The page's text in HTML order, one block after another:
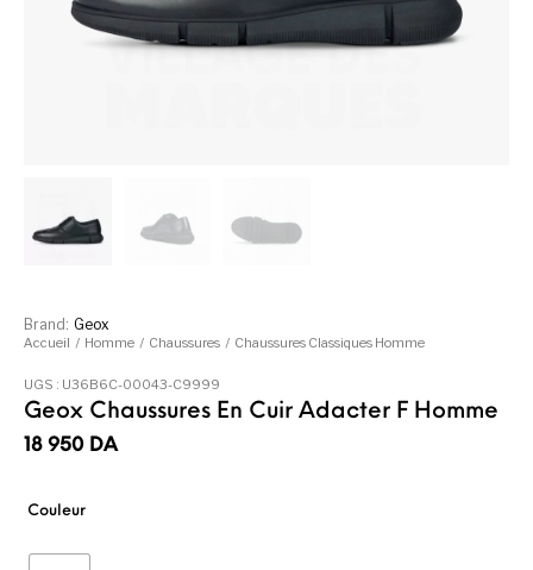
Accueil / Homme / Chaussures / Chaussures Classiques Homme
Geox Chaussures En Cuir Adacter F Homme
18 950 DA
Couleur
UGS : U36B6C-00043-C9999
Brand: Geox